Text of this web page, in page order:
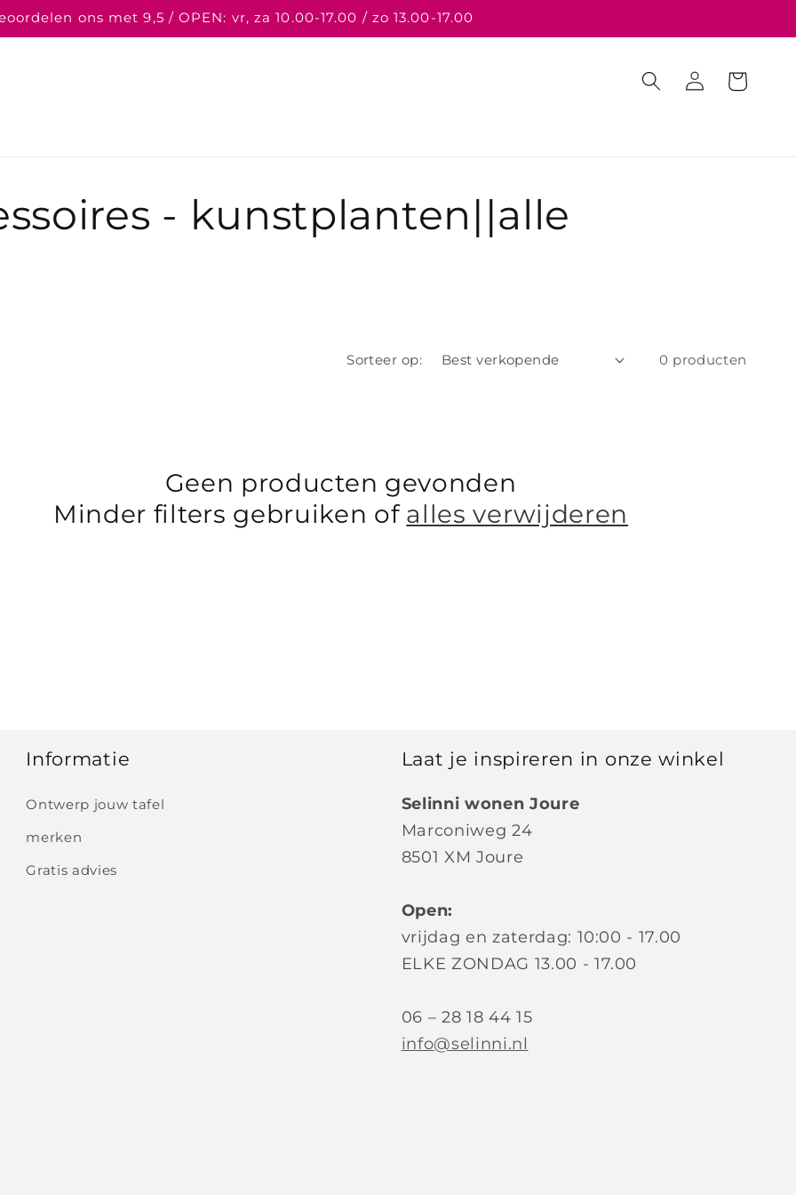
ons met 9,5 / OPEN: vr, za 10.00-17.00 / zo 13.00-17.00
Inloggen
Winkelwagen
- kunstplanten||alle
Sorteer op: 0 producten
Geen producten gevonden
Minder filters gebruiken of alles verwijderen
Informatie
Ontwerp jouw tafel
merken
Gratis advies
Laat je inspireren in onze winkel
Selinni wonen Joure
Marconiweg 24
8501 XM Joure
Open:
vrijdag en zaterdag: 10:00 - 17.00
ELKE ZONDAG 13.00 - 17.00
06 – 28 18 44 15
info@selinni.nl